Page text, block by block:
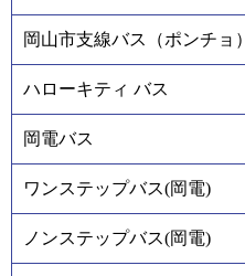
岡山市支線バス（ポンチョ）
ハローキティ バス
岡電バス
ワンステップバス(岡電)
ノンステップバス(岡電)